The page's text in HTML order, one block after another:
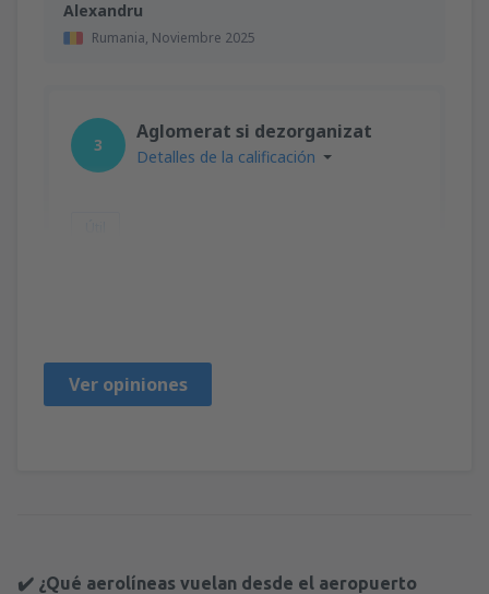
Alexandru
Rumania, Noviembre 2025
3
Aglomerat si dezorganizat
Detalles de la calificación
Ver opiniones
✔️ ¿Qué aerolíneas vuelan desde el aeropuerto